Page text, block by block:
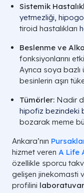
Sistemik
yetmezliği,
tiroid hastalıkları
Beslenme ve
fonksiyonlarını
Ayrıca soya
besinlerin aşırı
Tümörler: Nadir
hipofiz bezindeki
bozarak meme
Ankara’nın
hizmet veren A Life
özellikle sporcu
gelişen jinekomasti
profilini laboratuvar